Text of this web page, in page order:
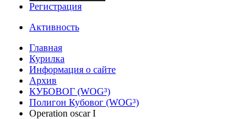
Регистрация
Активность
Главная
Курилка
Информация о сайте
Архив
КУБОВОГ (WOG³)
Полигон Кубовог (WOG³)
Operation oscar I